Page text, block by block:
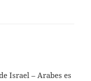
Israel – Arabes es